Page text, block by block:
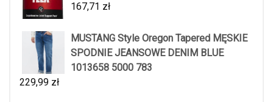
167,71 zł
MUSTANG Style Oregon Tapered MĘSKIE
SPODNIE JEANSOWE DENIM BLUE
1013658 5000 783
229,99 zł